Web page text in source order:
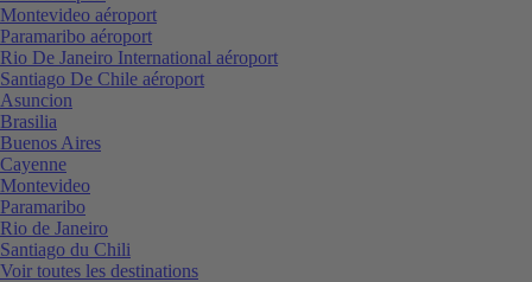
Montevideo aéroport
Paramaribo aéroport
Rio De Janeiro International aéroport
Santiago De Chile aéroport
Asuncion
Brasilia
Buenos Aires
Cayenne
Montevideo
Paramaribo
Rio de Janeiro
Santiago du Chili
Voir toutes les destinations